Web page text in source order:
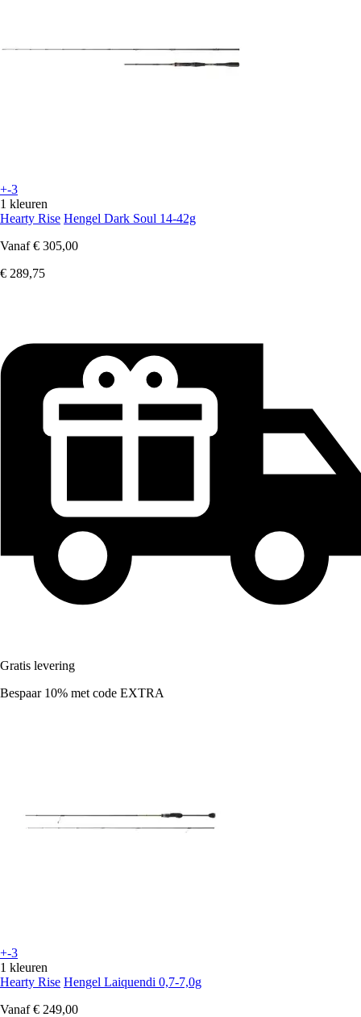
+-3
1 kleuren
Hearty Rise Hengel Dark Soul 14-42g
Vanaf € 305,00
€ 289,75
Gratis levering
Bespaar 10% met code EXTRA
+-3
1 kleuren
Hearty Rise Hengel Laiquendi 0,7-7,0g
Vanaf € 249,00